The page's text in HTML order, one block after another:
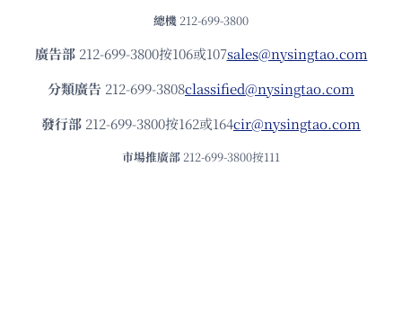
總機 212-699-3800
廣告部212-699-3800按106或107sales@nysingtao.com
分類廣告 212-699-3808classified@nysingtao.com
發⾏部 212-699-3800按162或164cir@nysingtao.com
市場推廣部 212-699-3800按111